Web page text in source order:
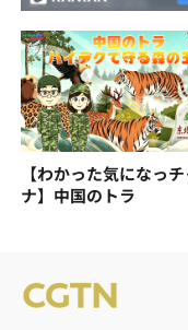
【わかった気になっ
ナ】中国のトラ